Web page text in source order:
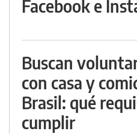
Facebook e
Buscan
con casa y
Brasil: qué
cumplir